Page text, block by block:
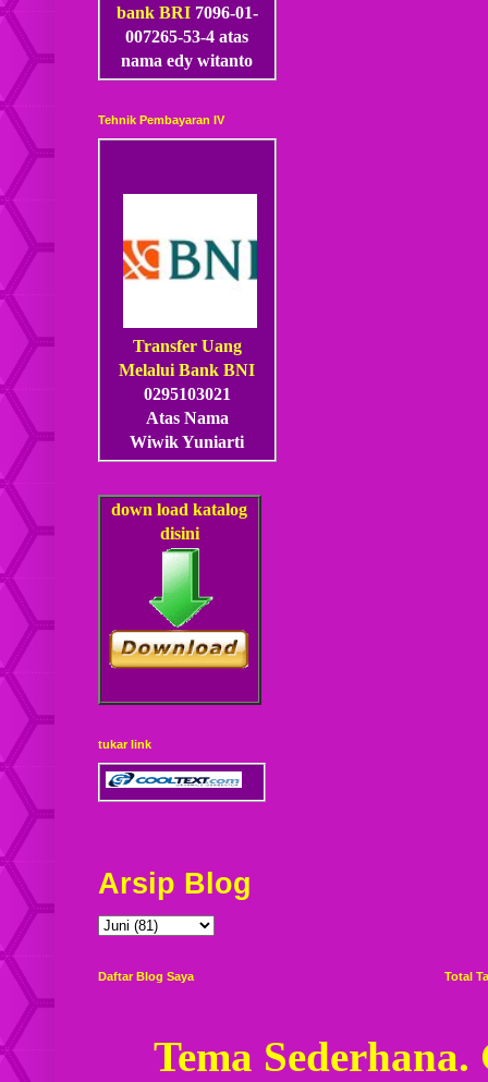
bank BRI 7096-01-
007265-53-4 atas
nama edy witanto
Tehnik Pembayaran IV
Transfer Uang
Melalui Bank BNI
0295103021
Atas Nama
Wiwik Yuniarti
down load katalog
disini
tukar link
Arsip Blog
Daftar Blog Saya Total
Tema